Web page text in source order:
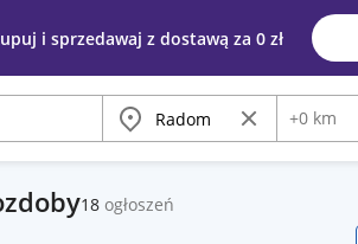
i sprzedawaj z dostawą za 0 zł
Miasto Wyczyść frazę
Odległość
+0 km
18 ogłoszeń